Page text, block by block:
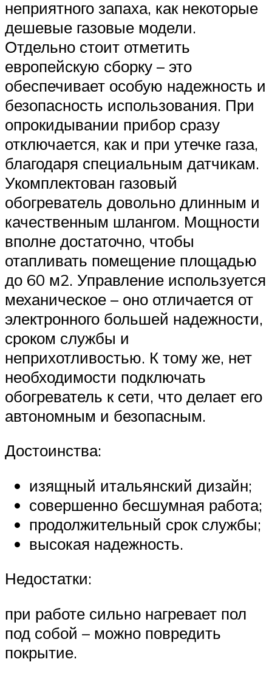
неприятного запаха, как некоторые
дешевые газовые модели.
Отдельно стоит отметить
европейскую сборку – это
обеспечивает особую надежность и
безопасность использования. При
опрокидывании прибор сразу
отключается, как и при утечке газа,
благодаря специальным датчикам.
Укомплектован газовый
обогреватель довольно длинным и
качественным шлангом. Мощности
вполне достаточно, чтобы
отапливать помещение площадью
до 60 м2. Управление используется
механическое – оно отличается от
электронного большей надежности,
сроком службы и
неприхотливостью. К тому же, нет
необходимости подключать
обогреватель к сети, что делает его
автономным и безопасным.
Достоинства:
изящный итальянский дизайн;
совершенно бесшумная работа;
продолжительный срок службы;
высокая надежность.
Недостатки:
при работе сильно нагревает пол
под собой – можно повредить
покрытие.